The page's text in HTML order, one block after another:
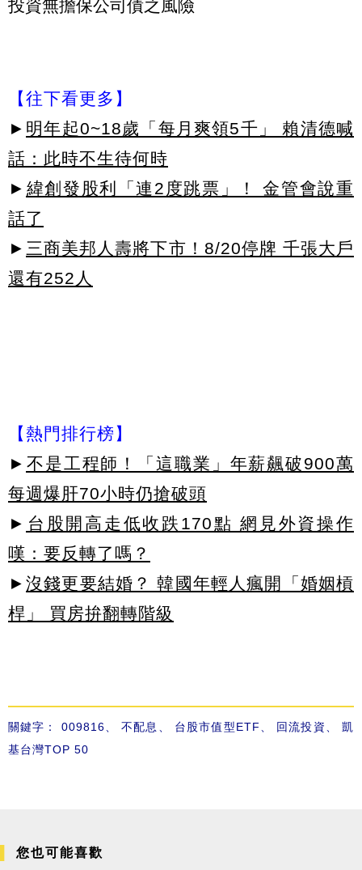
投資無擔保公司債之風險
【往下看更多】
► 明年起0~18歲「每月爽領5千」 賴清德喊
話：此時不生待何時
► 緯創發股利「連2度跳票」！ 金管會說重
話了
► 三商美邦人壽將下市！8/20停牌 千張大戶
還有252人
【熱門排行榜】
► 不是工程師！「這職業」年薪飆破900萬
每週爆肝70小時仍搶破頭
► 台股開高走低收跌170點 網見外資操作
嘆：要反轉了嗎？
► 沒錢更要結婚？ 韓國年輕人瘋開「婚姻槓
桿」 買房拚翻轉階級
關鍵字： 009816 、不配息 台股市值型ETF 回流投資 、凱
基台灣TOP 50
您也可能喜歡